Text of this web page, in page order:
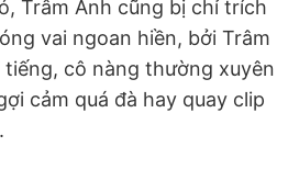
Trâm Anh cũng bị chỉ trích
vai ngoan hiền, bởi Trâm
cô nàng thường xuyên
cảm quá đà hay quay clip